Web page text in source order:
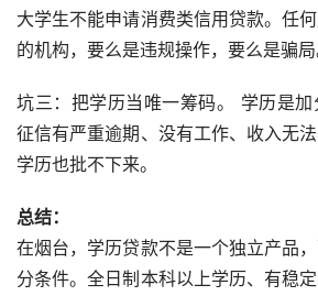
大学生不能申请消费类信用贷款。任
的机构，要么是违规操作，要么是骗局
坑三：把学历当唯一筹码。 学历是加
征信有严重逾期、没有工作、收入无
学历也批不下来。
总结：
在烟台，学历贷款不是一个独立产品
分条件。全日制本科以上学历、有稳